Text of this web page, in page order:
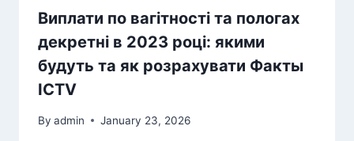
Виплати по вагітності та пологах
декретні в 2023 році: якими
будуть та як розрахувати Факты
ICTV
By admin January 23, 2026